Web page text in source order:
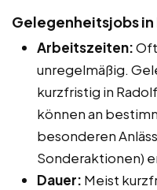
Gelegenheitsjobs
Arbeitszeiten:
unregelmäßig.
kurzfristig in
können an
besonderen
Sonderaktionen)
Dauer: Meist